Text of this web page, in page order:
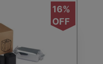
摺床款16%
OFF